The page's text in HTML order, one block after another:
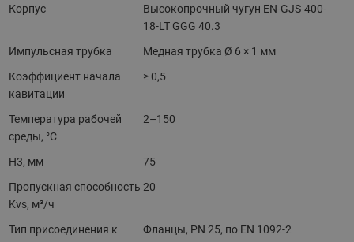
Корпус
Высокопрочный чугун EN-GJS-400-
18-LT GGG 40.3
Импульсная трубка
Медная трубка Ø 6 × 1 мм
Коэффициент начала
кавитации
≥ 0,5
Температура рабочей
среды, °С
2–150
H3, мм
75
Пропускная способность
Kvs, м³/ч
20
Тип присоединения к
Фланцы, РN 25, по EN 1092-2